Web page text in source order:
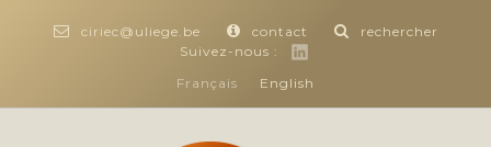
ciriec@uliege.be contact
rechercher
Suivez-nous :
Français
English